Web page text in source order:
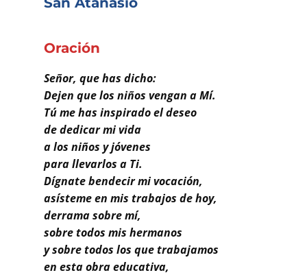
Familia Menesiana
Pastoral Vocacional
Recursos
Contacto
Buscar
Oración
Señor, que has dicho:
Dejen que los niños vengan a Mí.
Tú me has inspirado el deseo
de dedicar mi vida
a los niños y jóvenes
para llevarlos a Ti.
Dígnate bendecir mi vocación,
asísteme en mis trabajos de hoy,
derrama sobre mí,
sobre todos mis hermanos
y sobre todos los que trabajamos
en esta obra educativa,